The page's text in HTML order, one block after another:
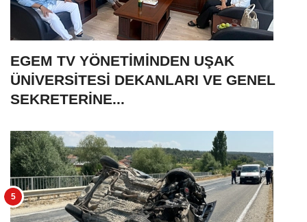
EGEM TV YÖNETİMİNDEN UŞAK
ÜNİVERSİTESİ DEKANLARI VE GENEL
SEKRETERİNE...